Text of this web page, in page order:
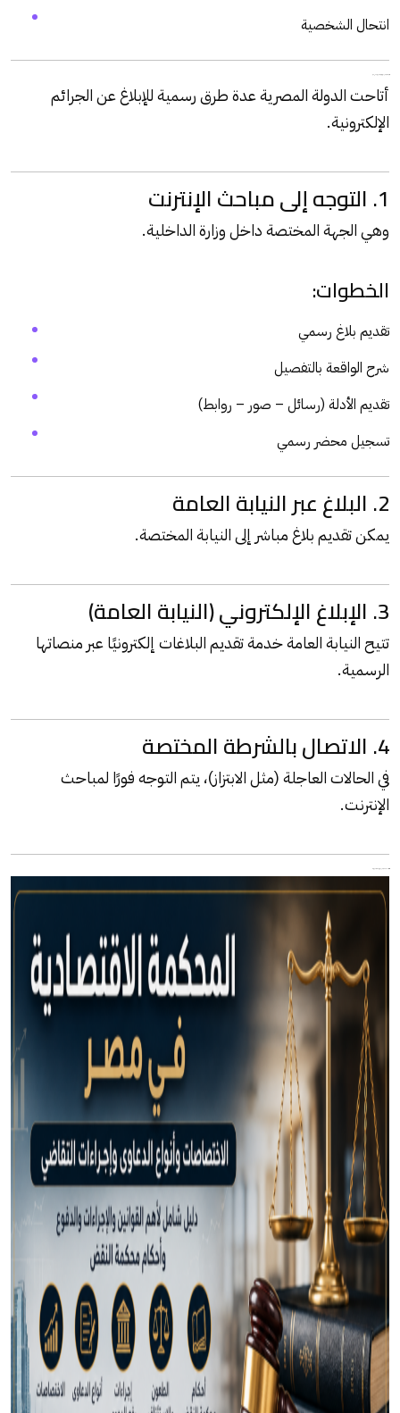
انتحال الشخصية
أتاحت الدولة المصرية عدة طرق رسمية للإبلاغ عن الجرائم
الإلكترونية.
1. التوجه إلى مباحث الإنترنت
وهي الجهة المختصة داخل وزارة الداخلية.
الخطوات:
تقديم بلاغ رسمي
شرح الواقعة بالتفصيل
تقديم الأدلة (رسائل – صور – روابط)
تسجيل محضر رسمي
2. البلاغ عبر النيابة العامة
يمكن تقديم بلاغ مباشر إلى النيابة المختصة.
3. الإبلاغ الإلكتروني (النيابة العامة)
تتيح النيابة العامة خدمة تقديم البلاغات إلكترونيًا عبر منصاتها
الرسمية.
4. الاتصال بالشرطة المختصة
في الحالات العاجلة (مثل الابتزاز)، يتم التوجه فورًا لمباحث
الإنترنت.